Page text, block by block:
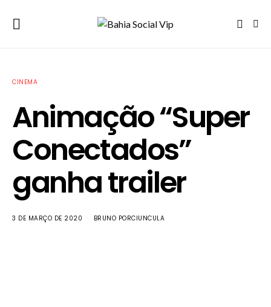
CINEMA
Animação “Super
Conectados”
ganha trailer
3 DE MARÇO DE 2020 BRUNO PORCIUNCULA